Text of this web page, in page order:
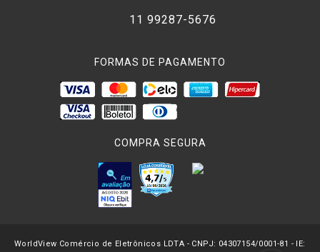
11 99287-5676
FORMAS DE PAGAMENTO
COMPRA SEGURA
WorldView Comércio de Eletrônicos LDTA - CNPJ: 04307154/0001-81 - IE: